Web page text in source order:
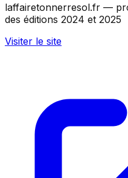
laffairetonnerresol.fr —
des éditions 2024 et 2025
Visiter le site